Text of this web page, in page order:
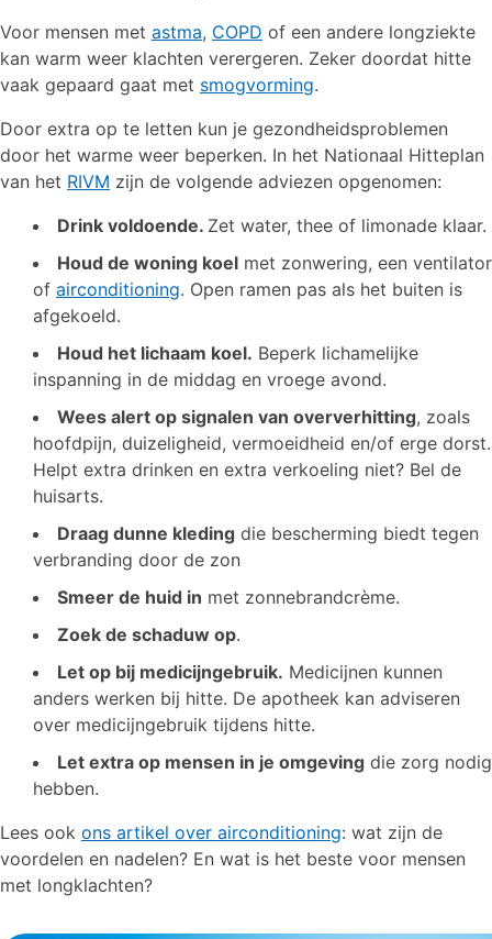
Voor mensen met astma, COPD of een andere longziekte
kan warm weer klachten verergeren. Zeker doordat hitte
vaak gepaard gaat met smogvorming.
Door extra op te letten kun je gezondheidsproblemen
door het warme weer beperken. In het Nationaal Hitteplan
van het RIVM zijn de volgende adviezen opgenomen:
Drink voldoende. Zet water, thee of limonade klaar.
Houd de woning koel met zonwering, een ventilator
of airconditioning. Open ramen pas als het buiten is
afgekoeld.
Houd het lichaam koel. Beperk lichamelijke
inspanning in de middag en vroege avond.
Wees alert op signalen van oververhitting, zoals
hoofdpijn, duizeligheid, vermoeidheid en/of erge dorst.
Helpt extra drinken en extra verkoeling niet? Bel de
huisarts.
Draag dunne kleding die bescherming biedt tegen
verbranding door de zon
Smeer de huid in met zonnebrandcrème.
Zoek de schaduw op.
Let op bij medicijngebruik. Medicijnen kunnen
anders werken bij hitte. De apotheek kan adviseren
over medicijngebruik tijdens hitte.
Let extra op mensen in je omgeving die zorg nodig
hebben.
Lees ook ons artikel over airconditioning: wat zijn de
voordelen en nadelen? En wat is het beste voor mensen
met longklachten?